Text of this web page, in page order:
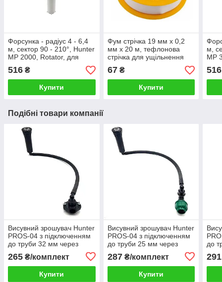
Форсунка - радіус 4 - 6,4
м, сектор 90 - 210°, Hunter
MP 2000, Rotator, для
висувного зрошувача
516 ₴
Купити
Фум стрічка 19 мм х 0,2
мм х 20 м, тефлонова
стрічка для ущільнення
різьби, обмотувальна,
широка, PROFI
67₴
Купити
м,
MP
516
Подібні товари компанії
Висувний зрошувач Hunter
PROS-04 з підключенням
до труби 32 мм через
см
265 ₴/комплект
Купити
Висувний зрошувач Hunter
PROS-04 з підключенням
до труби 25 мм через
коліно, гнучкий шланг 50
см
287₴/комплект
Купити
до
см
291